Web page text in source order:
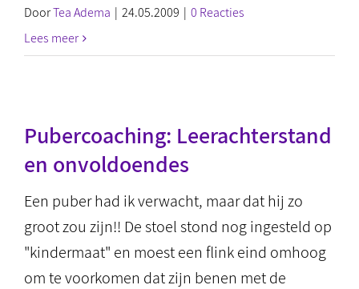
DoorTea Adema | 24.05.2009 | 0 Reacties
Lees meer
Pubercoaching: Leerachterstand
en onvoldoendes
Een puber had ik verwacht, maar dat hij zo
groot zou zijn!! De stoel stond nog ingesteld op
"kindermaat" en moest een flink eind omhoog
om te voorkomen dat zijn benen met de